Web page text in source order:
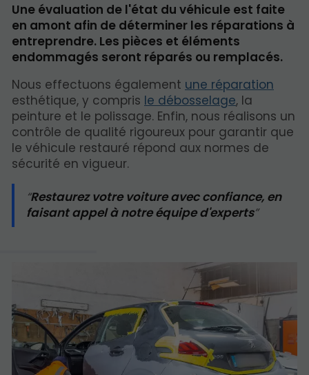
Une évaluation de l'état du véhicule est faite
en amont afin de déterminer les réparations à
entreprendre. Les pièces et éléments
endommagés seront réparés ou remplacés.
Nous effectuons également une réparation
esthétique, y compris le débosselage, la
peinture et le polissage. Enfin, nous réalisons un
contrôle de qualité rigoureux pour garantir que
le véhicule restauré répond aux normes de
sécurité en vigueur.
Restaurez votre voiture avec confiance, en
faisant appel à notre équipe d'experts